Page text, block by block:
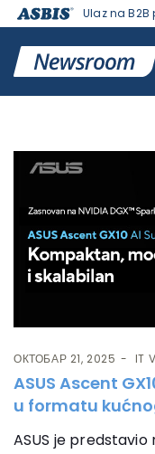
Ulaz na B2B
Ознака:
ОКТОБАР 21, 2025 IT
ASUS Ascent
u formatu
ASUS je predstavio